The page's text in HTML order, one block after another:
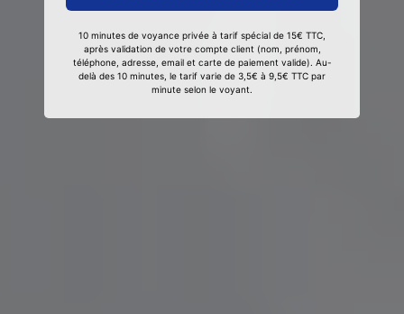
10 minutes de voyance privée à tarif spécial de 15€ TTC,
après validation de votre compte client (nom, prénom,
téléphone, adresse, email et carte de paiement valide). Au-
delà des 10 minutes, le tarif varie de 3,5€ à 9,5€ TTC par
minute selon le voyant.